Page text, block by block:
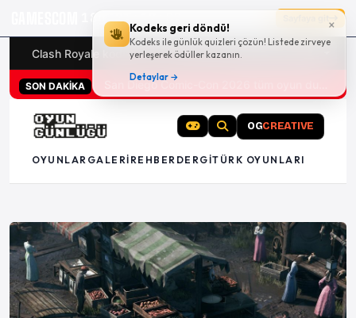
×
Kodeks geri döndü!
Kodeks ile günlük quizleri çözün! Listede zirveye
yerleşerek ödüller kazanın.
Detaylar →
18g 21:17:01
Clash Royale kodları Türk oyunları (PC ve konsollar) -
SON DAKİKA
OGCREATIVE
OYUNLAR GALERI REHBER DERGITÜRK OYUNLARI